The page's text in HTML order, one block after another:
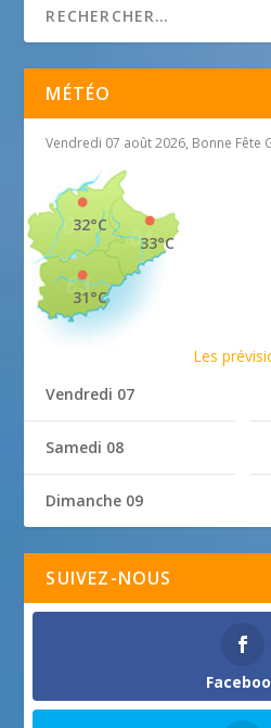
MÉTÉO
Vendredi 07 août 2026, Bonne Fête
33°C
32°C
31°C
Les
Vendredi 07
Samedi 08
Dimanche 09
SUIVEZ-NOUS